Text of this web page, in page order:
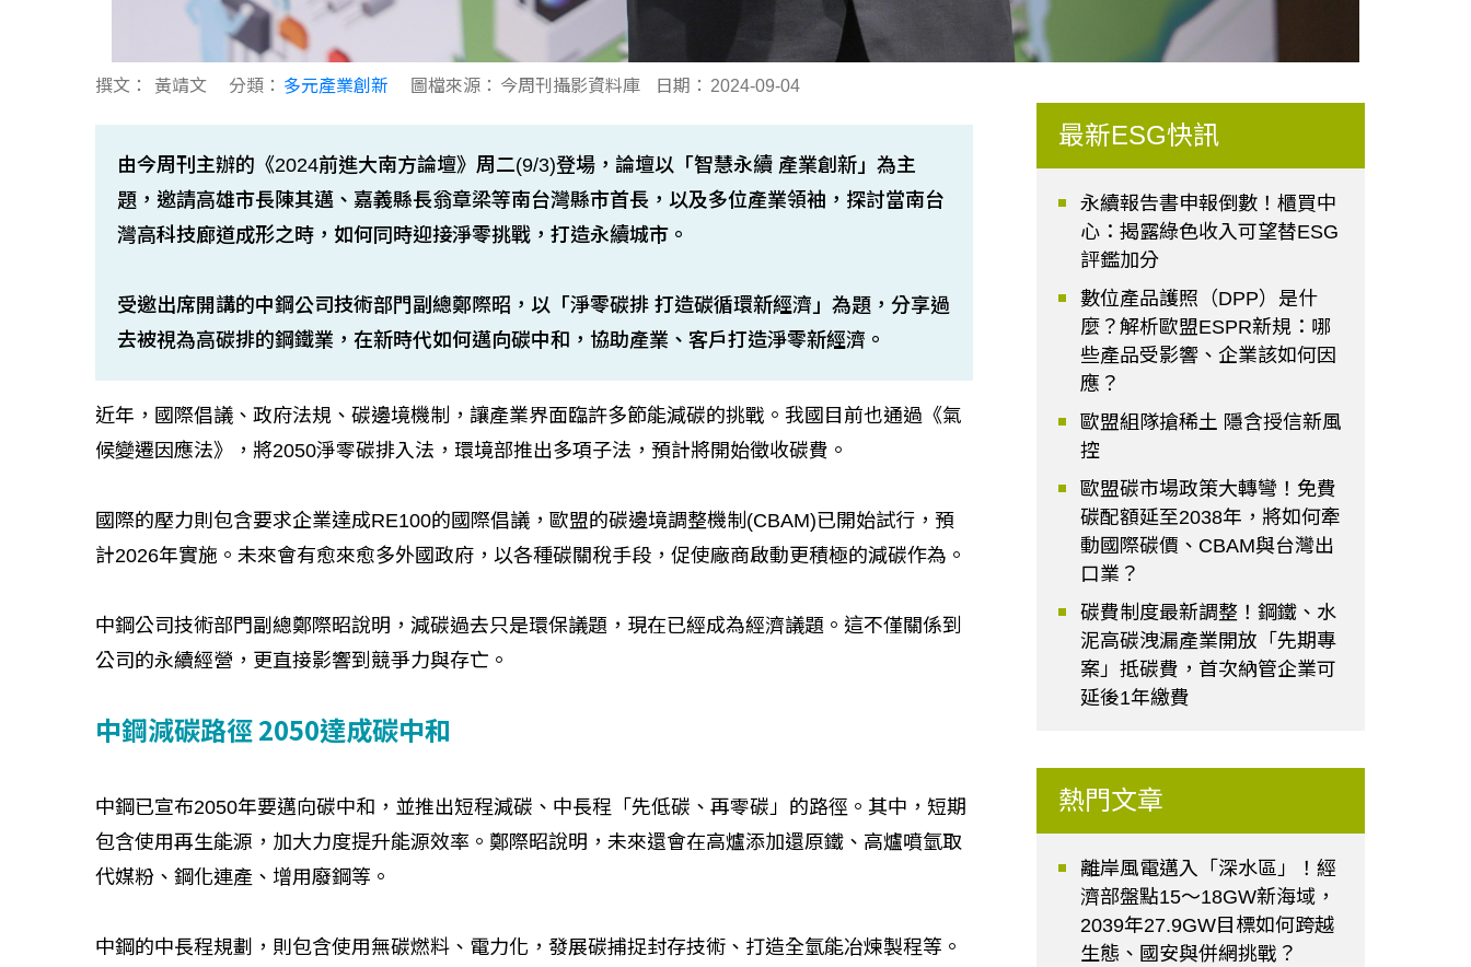
撰文： 黃靖文 分類： 多元產業創新 圖檔來源： 今周刊攝影資料庫 日期： 2024-09-04
由今周刊主辦的《2024前進大南方論壇》周二(9/3)登場，論壇以「智慧永續 產業創新」為主
題，邀請高雄市長陳其邁、嘉義縣長翁章梁等南台灣縣市首長，以及多位產業領袖，探討當南台
灣高科技廊道成形之時，如何同時迎接淨零挑戰，打造永續城市。
受邀出席開講的中鋼公司技術部門副總鄭際昭，以「淨零碳排 打造碳循環新經濟」為題，分享過
去被視為高碳排的鋼鐵業，在新時代如何邁向碳中和，協助產業、客戶打造淨零新經濟。
近年，國際倡議、政府法規、碳邊境機制，讓產業界面臨許多節能減碳的挑戰。我國目前也通過《氣
候變遷因應法》，將2050淨零碳排入法，環境部推出多項子法，預計將開始徵收碳費。
國際的壓力則包含要求企業達成RE100的國際倡議，歐盟的碳邊境調整機制(CBAM)已開始試行，預
計2026年實施。未來會有愈來愈多外國政府，以各種碳關稅手段，促使廠商啟動更積極的減碳作為。
中鋼公司技術部門副總鄭際昭說明，減碳過去只是環保議題，現在已經成為經濟議題。這不僅關係到
公司的永續經營，更直接影響到競爭力與存亡。
中鋼減碳路徑 2050達成碳中和
中鋼已宣布2050年要邁向碳中和，並推出短程減碳、中長程「先低碳、再零碳」的路徑。其中，短期
包含使用再生能源，加大力度提升能源效率。鄭際昭說明，未來還會在高爐添加還原鐵、高爐噴氫取
代媒粉、鋼化連產、增用廢鋼等。
中鋼的中長程規劃，則包含使用無碳燃料、電力化，發展碳捕捉封存技術、打造全氫能冶煉製程等。
最新ESG快訊
永續報告書申報倒數！櫃買中
心：揭露綠色收入可望替ESG
評鑑加分
數位產品護照（DPP）是什
麼？解析歐盟ESPR新規：哪
些產品受影響、企業該如何因
應？
歐盟組隊搶稀土 隱含授信新風
控
歐盟碳市場政策大轉彎！免費
碳配額延至2038年，將如何牽
動國際碳價、CBAM與台灣出
口業？
碳費制度最新調整！鋼鐵、水
泥高碳洩漏產業開放「先期專
案」抵碳費，首次納管企業可
延後1年繳費
熱門文章
離岸風電邁入「深水區」！經
濟部盤點15～18GW新海域，
2039年27.9GW目標如何跨越
生態、國安與併網挑戰？